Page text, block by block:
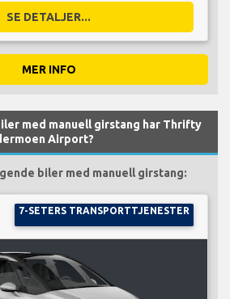
SE DETALJER...
MER INFO
med manuell girstang har Thrifty
Airport?
biler med manuell girstang:
7-SETERS TRANSPORTTJENESTER